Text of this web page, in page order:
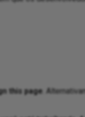
this page .